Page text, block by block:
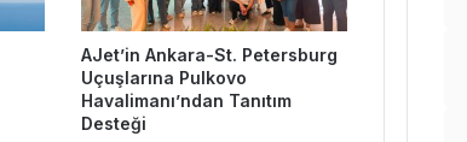
AJet’in Ankara-St. Petersburg
Uçuşlarına Pulkovo
Havalimanı’ndan Tanıtım
Desteği